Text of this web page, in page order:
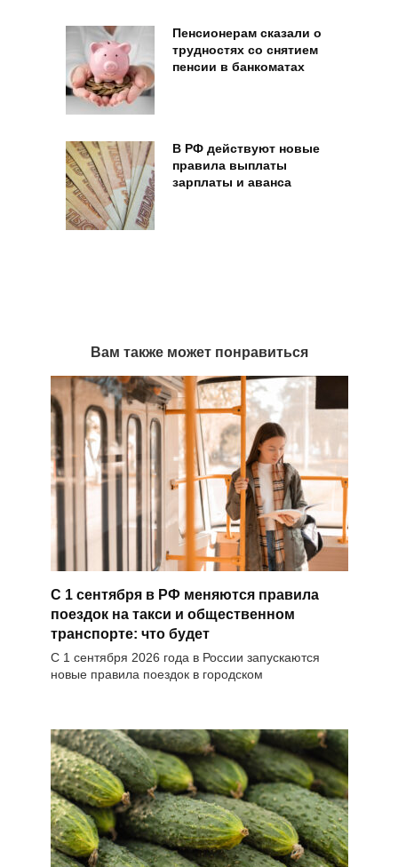
Пенсионерам сказали о
трудностях со снятием
пенсии в банкоматах
В РФ действуют новые
правила выплаты
зарплаты и аванса
Вам также может понравиться
С 1 сентября в РФ меняются правила
поездок на такси и общественном
транспорте: что будет
С 1 сентября 2026 года в России запускаются
новые правила поездок в городском